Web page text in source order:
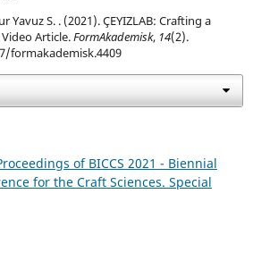
Yavuz S. . (2021). ÇEYIZLAB: Crafting a
Article.FormAkademisk, 14(2).
formakademisk.4409
of BICCS 2021 - Biennial
for the Craft Sciences. Special